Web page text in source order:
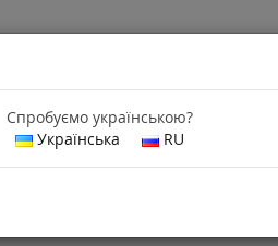
Спробуємо українською?
Українська
RU